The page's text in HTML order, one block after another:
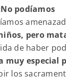
No podíamos
pero
de haber
muy especial
los